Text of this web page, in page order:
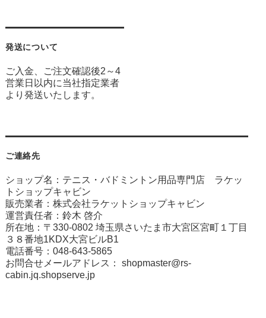
発送について
ご入金、ご注文確認後2～4
営業日以内に当社指定業者
より発送いたします。
ご連絡先
ショップ名：テニス・バドミントン用品専門店 ラケッ
トショップキャビン
販売業者：株式会社ラケットショップキャビン
運営責任者：鈴木 啓介
所在地：〒330-0802 埼玉県さいたま市大宮区宮町１丁目
３８番地1KDX大宮ビルB1
電話番号：048-643-5865
お問合せメールアドレス： shopmaster@rs-
cabin.jq.shopserve.jp